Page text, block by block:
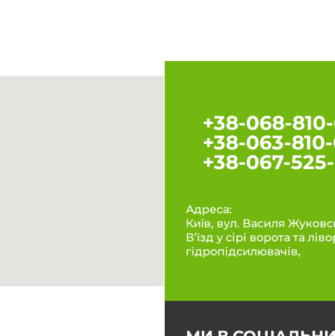
+38-068-
+38-063-
+38-067-
Адреса:
Київ, вул. Василя
В’їзд у сірі ворота та
гідропідсилювачів,